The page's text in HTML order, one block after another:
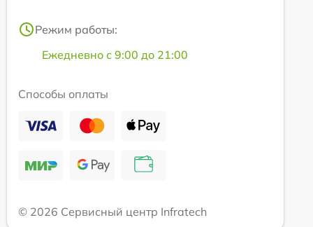
Режим работы:
Ежедневно с 9:00 до 21:00
Способы оплаты
© 2026 Сервисный центр Infratech